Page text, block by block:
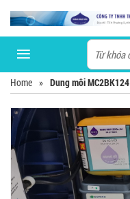
Home » Dung môi MC2BK124